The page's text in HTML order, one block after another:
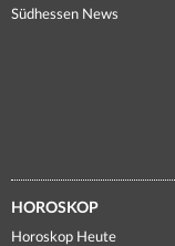
Südhessen News
HOROSKOP
Horoskop Heute